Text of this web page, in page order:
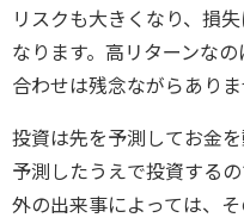
リスクも大きくなり、損
なります。高リターンな
合わせは残念ながらありま
投資は先を予測してお金
予測したうえで投資する
外の出来事によっては、